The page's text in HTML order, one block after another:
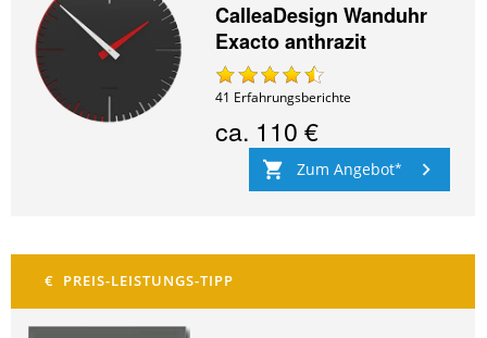
CalleaDesign Wanduhr
Exacto anthrazit
41 Erfahrungsberichte
ca. 110 €
Zum Angebot